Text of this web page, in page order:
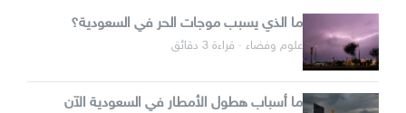
ما الذي يسبب موجات الحر في السعودية؟
علوم وفضاء · قراءة 3 دقائق
ما أسباب هطول الأمطار في السعودية الآن